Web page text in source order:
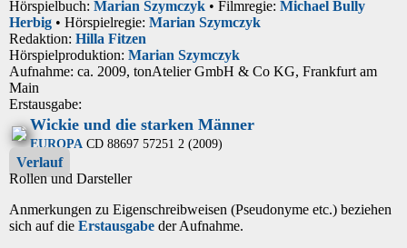
Hörspielbuch: Marian Szymczyk • Filmregie: Michael Bully
Herbig • Hörspielregie: Marian Szymczyk
Redaktion: Hilla Fitzen
Hörspielproduktion: Marian Szymczyk
Aufnahme: ca. 2009, tonAtelier GmbH & Co KG, Frankfurt am
Main
Erstausgabe:
Wickie und die starken Männer
EUROPA CD 88697 57251 2 (2009)
Verlauf
Rollen und Darsteller
Anmerkungen zu Eigenschreibweisen (Pseudonyme etc.) beziehen
sich auf die Erstausgabe der Aufnahme.